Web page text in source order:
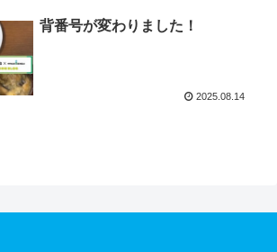
背番号が変わりました！
2025.08.14